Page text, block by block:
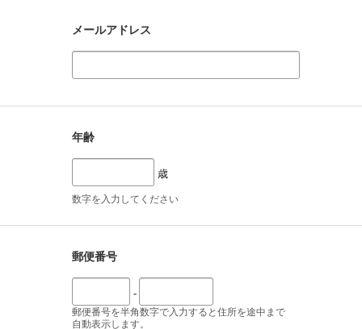
メールアドレス
年齢
歳
数字を入力してください
郵便番号
-
郵便番号を半角数字で入力すると住所を途中まで
自動表示します。